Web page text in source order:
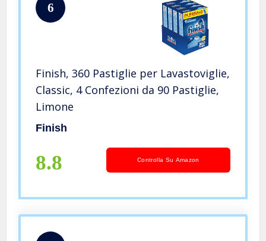
6
Finish, 360 Pastiglie per Lavastoviglie,
Classic, 4 Confezioni da 90 Pastiglie,
Limone
Finish
8.8 Controlla Su Amazon